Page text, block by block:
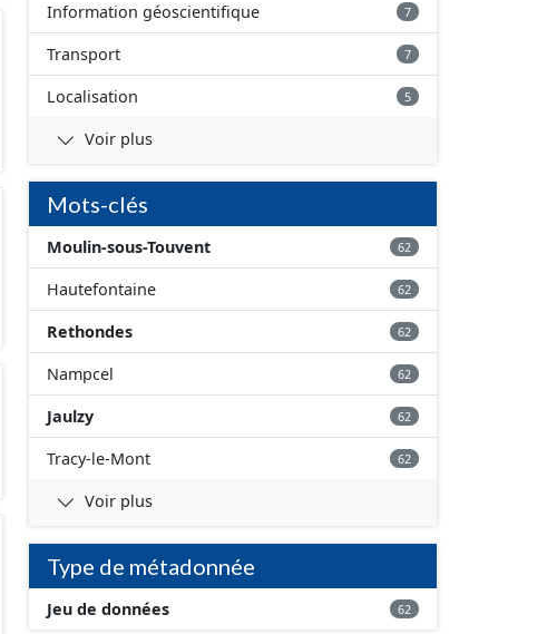
Information géoscientifique 7
Transport 7
Localisation 5
Voir plus
Mots-clés
Moulin-sous-Touvent 62
Hautefontaine 62
Rethondes 62
Nampcel 62
Jaulzy 62
Tracy-le-Mont 62
Voir plus
Type de métadonnée
Jeu de données 62